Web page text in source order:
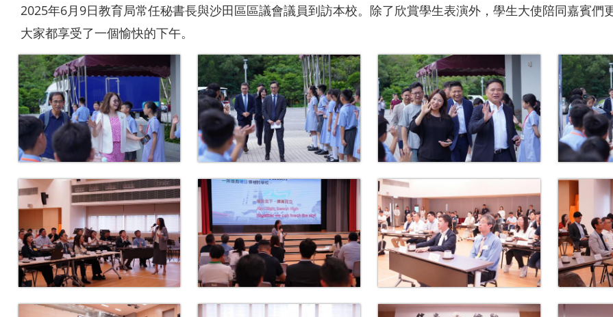
2025年6月9日教育局常任秘書長與沙田區區議會議員到訪本校。除了欣賞學生表演外，學生大使陪同嘉賓們
大家都享受了一個愉快的下午。